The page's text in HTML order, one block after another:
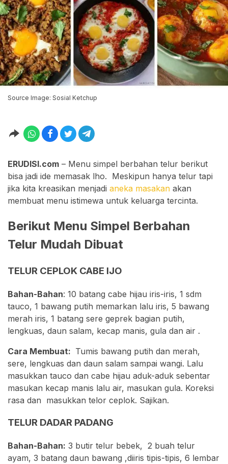
Source Image: Sosial Ketchup
ERUDISI.com – Menu simpel berbahan telur berikut
bisa jadi ide memasak lho. Meskipun hanya telur tapi
jika kita kreasikan menjadi aneka masakan akan
membuat menu istimewa untuk keluarga tercinta.
Berikut Menu Simpel Berbahan
Telur Mudah Dibuat
TELUR CEPLOK CABE IJO
Bahan-Bahan: 10 batang cabe hijau iris-iris, 1 sdm
tauco, 1 bawang putih memarkan lalu iris, 5 bawang
merah iris, 1 batang sere geprek bagian putih,
lengkuas, daun salam, kecap manis, gula dan air .
Cara Membuat: Tumis bawang putih dan merah,
sere, lengkuas dan daun salam sampai wangi. Lalu
masukkan tauco dan cabe hijau aduk-aduk sebentar
masukan kecap manis lalu air, masukan gula. Koreksi
rasa dan masukkan telor ceplok. Sajikan.
TELUR DADAR PADANG
Bahan-Bahan: 3 butir telur bebek, 2 buah telur
ayam, 3 batang daun bawang ,diiris tipis-tipis, 6 lembar